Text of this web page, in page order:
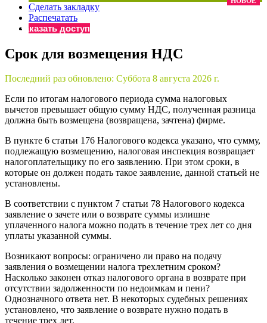
Бератор
«Практическая энциклопедия бухгалтера»
«Нормативные акты для бухгалтера»
«Практическая бухгалтерия»
Сделать закладку
Распечатать
Заказать доступ
Срок для возмещения НДС
Последний раз обновлено: Суббота 8 августа 2026 г.
Если по итогам налогового периода сумма налоговых
вычетов превышает общую сумму НДС, полученная разница
должна быть возмещена (возвращена, зачтена) фирме.
В пункте 6 статьи 176 Налогового кодекса указано, что сумму,
подлежащую возмещению, налоговая инспекция возвращает
налогоплательщику по его заявлению. При этом сроки, в
которые он должен подать такое заявление, данной статьей не
установлены.
В соответствии с пунктом 7 статьи 78 Налогового кодекса
заявление о зачете или о возврате суммы излишне
уплаченного налога можно подать в течение трех лет со дня
уплаты указанной суммы.
Возникают вопросы: ограничено ли право на подачу
заявления о возмещении налога трехлетним сроком?
Насколько законен отказ налогового органа в возврате при
отсутствии задолженности по недоимкам и пени?
Однозначного ответа нет. В некоторых судебных решениях
установлено, что заявление о возврате нужно подать в
течение трех лет.